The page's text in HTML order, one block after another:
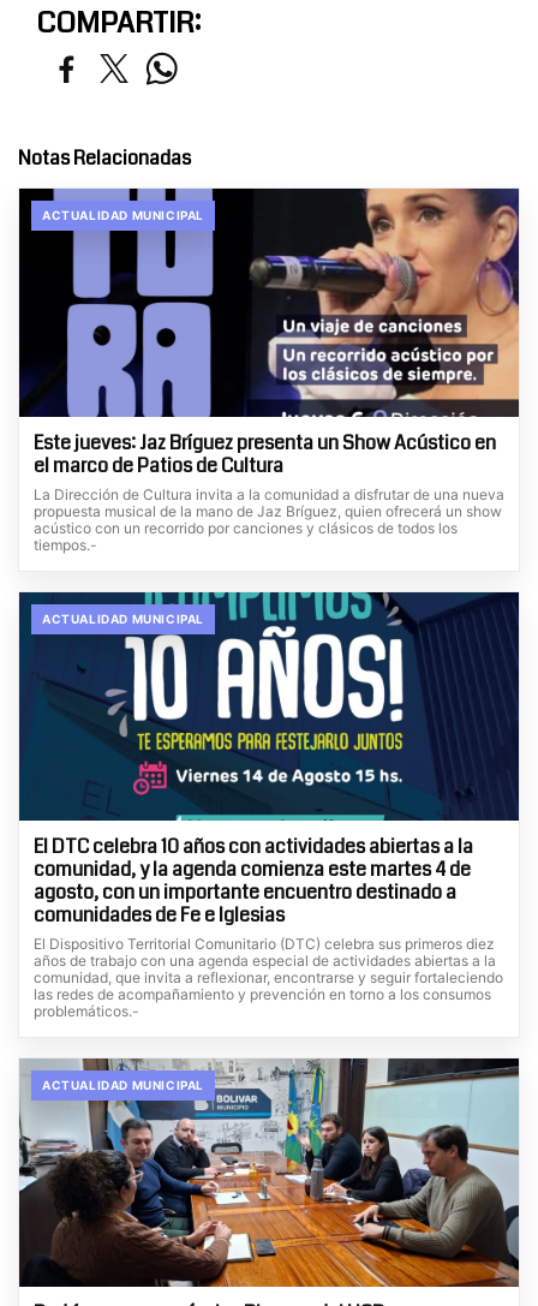
COMPARTIR:
Notas Relacionadas
ACTUALIDAD MUNICIPAL
Este jueves: Jaz Bríguez presenta un Show Acústico en
el marco de Patios de Cultura
La Dirección de Cultura invita a la comunidad a disfrutar de una nueva
propuesta musical de la mano de Jaz Bríguez, quien ofrecerá un show
acústico con un recorrido por canciones y clásicos de todos los
tiempos.-
ACTUALIDAD MUNICIPAL
El DTC celebra 10 años con actividades abiertas a la
comunidad, y la agenda comienza este martes 4 de
agosto, con un importante encuentro destinado a
comunidades de Fe e Iglesias
El Dispositivo Territorial Comunitario (DTC) celebra sus primeros diez
años de trabajo con una agenda especial de actividades abiertas a la
comunidad, que invita a reflexionar, encontrarse y seguir fortaleciendo
las redes de acompañamiento y prevención en torno a los consumos
problemáticos.-
ACTUALIDAD MUNICIPAL